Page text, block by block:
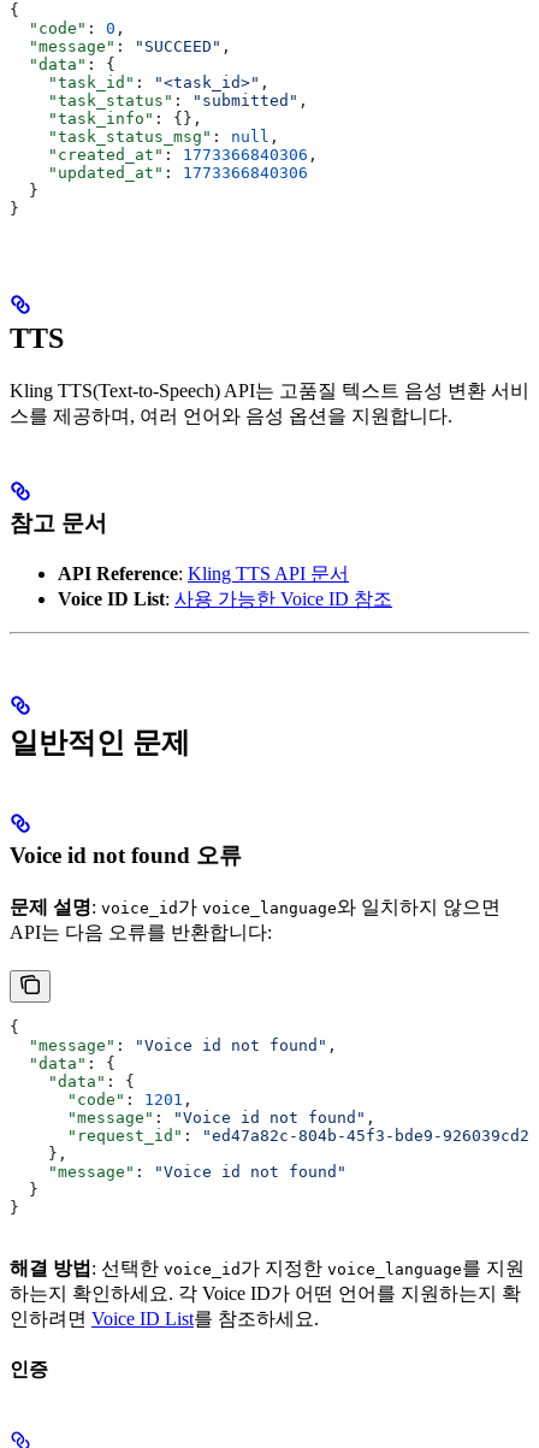
{
  "code"
: 0 ,
  "message"
: "SUCCEED" ,
  "data"
: {
    "task_id"
: "<task_id>" ,
    "task_status"
: "submitted" ,
    "task_info"
: {},
    "task_status_msg"
: null ,
    "created_at"
: 1773366840306 ,
    "updated_at"
: 1773366840306
  }
}
TTS
Kling TTS(Text-to-Speech) API는 고품질 텍스트 음성 변환 서비
스를 제공하며, 여러 언어와 음성 옵션을 지원합니다.
참고 문서
API Reference: Kling TTS API 문서
Voice ID List: 사용 가능한 Voice ID 참조
일반적인 문제
Voice id not found 오류
문제 설명: voice_id 가 voice_language와 일치하지 않으면
API는 다음 오류를 반환합니다:
{
  "message"
: "Voice id not found" ,
  "data"
: {
    "data"
: {
      "code"
: 1201 ,
      "message"
: "Voice id not found" ,
      "request_id"
:
"ed47a82c-804b-45f3-bde9-
    },
    "message"
:
"Voice id not found"
  }
}
해결 방법 : 선택한 voice_id 가 지정한 voice_language를 지원
하는지 확인하세요. 각 Voice ID가 어떤 언어를 지원하는지 확
인하려면 Voice ID List를 참조하세요.
인증